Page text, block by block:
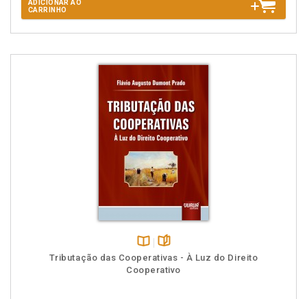
ADICIONAR AO
CARRINHO
Disponível
na
páginas
Tributação das Cooperativas - À Luz do Direito
Cooperativo